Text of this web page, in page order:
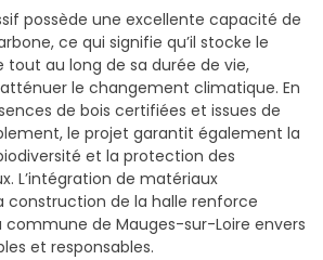
possède une excellente capacité de
ce qui signifie qu’il stocke le
tout au long de sa durée de vie,
le changement climatique. En
de bois certifiées et issues de
le projet garantit également la
et la protection des
L’intégration de matériaux
construction de la halle renforce
commune de Mauges-sur-Loire envers
et responsables.